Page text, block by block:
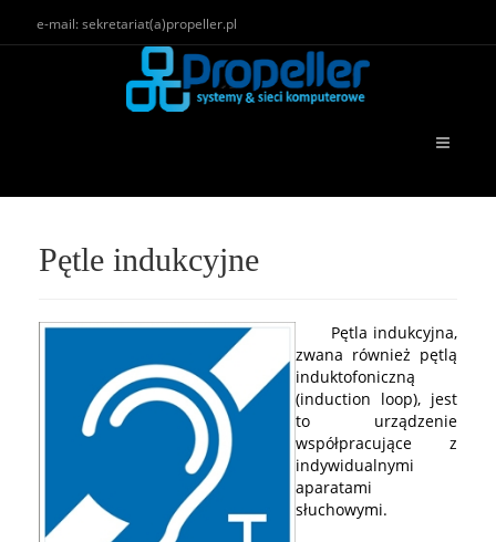
e-mail: sekretariat(a)propeller.pl
Pętle indukcyjne
Pętla indukcyjna,
zwana również pętlą
induktofoniczną
(induction loop), jest
to urządzenie
współpracujące z
indywidualnymi
aparatami
słuchowymi.